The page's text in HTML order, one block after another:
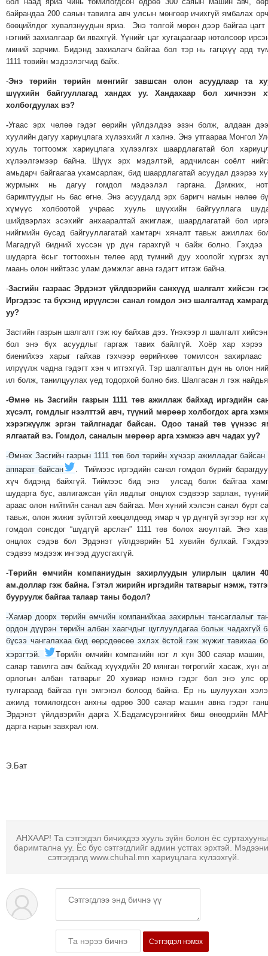
байрандаа 200 саяын тавилга авч улсын мөнгөөр ичихгүй ямбалах
бөөцийлдөг хувалзнуудын яриа. Энэ толгой мөрөн дээр байгаа цагт
нэгний захиалгаар би явахгүй. Үүнийг цаг хугацаагаар нотолсоор
миний зарчим. Бидэнд захиалагч байгаа бол тэр нь гагцхүү ард
1111 төвийн мэдээлэгчид байх.
-Энэ төрийн төрийн мөнгийг завшсан олон асуудлаар та
шүүхийн байгууллагад хандах уу. Хандахаар бол хичнээн
холбогдуулах вэ?
-Угаас эрх чөлөө гэдэг өөрийн үйлдэлдээ эзэн болж, алдаан
хуулийн дагуу хариуцлага хүлээхийг л хэлнэ. Энэ утгаараа Монгол
хууль тогтоомж хариуцлага хүлээлгэх шаардлагатай бол
хүлээлгэмээр байна. Шүүх эрх мэдэлтэй, ардчилсан соёлт
амьдарч байгаагаа ухамсарлаж, бид шаардлагатай асуудал дээрээ
журмынх нь дагуу гомдол мэдээлэл гаргана. Дэмжих,
баримтуудыг нь бас өгнө. Энэ асуудалд эрх баригч намын нөлөө
хүмүүс холбоотой учраас хууль шүүхийн байгууллага
шийдвэрлэх эсэхийг анхааралтай ажиглаж, шаардлагатай бол
нийгмийн бусад байгууллагатай хамтарч хяналт тавьж ажиллах
Магадгүй бидний хүссэн үр дүн гарахгүй ч байж болно. Гэхдээ
шударга ёсыг тогтоохын төлөө ард түмний дуу хоолойг хүргэх
маань олон нийтээс улам дэмжлэг авна гэдэгт итгэж байна.
-Засгийн газраас Эрдэнэт үйлдвэрийн санхүүд шалгалт хийсэн
Иргэдээс та бүхэнд ирүүлсэн санал гомдол энэ шалгалтад
уу?
Засгийн газрын шалгалт гэж юу байхав дээ. Үнэхээр л шалгалт
бол энэ бүх асуудлыг гаргаж тавих байлгүй. Хоёр хар хэрээ
биенийхээ харыг гайхав гэхчээр өөрийнхөө томилсон захирлаас
илрүүлж чадна гэдэгт хэн ч итгэхгүй. Тэр шалгалтын дүн нь олон
ил болж, танилцуулах үед тодорхой болно биз. Шалгасан л гэж
-Өмнө нь Засгийн газрын 1111 төв ажиллаж байхад иргэдийн
хүсэлт, гомдлыг нээлттэй авч, түүний мөрөөр холбогдох арга
хэрэгжүүлж эргэн тайлгнадаг байсан. Одоо танай төв үүнээс
ялгаатай вэ. Гомдол, саналын мөрөөр арга хэмжээ авч чадах уу?
-Өмнөх Засгийн газрын 1111 төв бол төрийн хүчээр ажилладаг байсан
аппарат байсан
. Тиймээс иргэдийн санал гомдол бүрийг
хүч бидэнд байхгүй. Тиймээс бид энэ улсад болж байгаа
шударга бус, авлигажсан үйл явдлыг онцлох сэдвээр зарлаж,
араас олон нийтийн санал авч байгаа. Мөн хүний хэлсэн санал бүрт
тавьж, олон жижиг зүйлтэй хөөцөлдөөд ямар ч үр дүнгүй зүгээр нэг
гомдол сонсдог “шүдгүй арслан” 1111 төв болох аюултай. Энэ
онцлох сэдэв бол Эрдэнэт үйлдэврийн 51 хувийн булхай.
сэдвээ мэдээж ингээд дуусгахгүй.
-Төрийн өмчийн компаниудын захирлуудын улирлын цалин
ам.доллар гэж байна. Гэтэл жирийн иргэдийн татварыг нэмж,
бууруулж байгаа талаар таны бодол?
-Хамар доорх төрийн өмчийн компанийхаа захирлын тансаглалыг
ордон дүүрэн төрийн албан хаагчдыг цуглуулдагаа больж чадахгүй
бүсээ чангалахаа бид өөрсдөөсөө эхлэх ёстой гэж жүжиг тавихаа
хэрэгтэй.
Төрийн өмчийн компанийн нэг л хүн 300 саяар машин,
саяар тавилга авч байхад хүүхдийн 20 мянган төгрөгийг хасаж, хүн
орлогын албан татварыг 20 хувиар нэмнэ гэдэг бол энэ улс
тулгараад байгаа гүн эмгэнэл болоод байна. Ер нь шулуухан
ажилд томилогдсон анхны өдрөө 300 саяар машин авна гэдэг
Эрдэнэт үйлдвэрийн дарга Х.Бадамсүрэнгийнх биш өнөөдрийн
дарга нарын завхрал юм.
Э.Бат
АНХААР! Та сэтгэгдэл бичихдээ хууль зүйн болон ёс
баримтална уу. Ёс бус сэтгэгдлийг админ устгах эрхтэй.
сэтгэгдэлд www.chuhal.mn хариуцлага хүлээхгүй.
Сэтгэгдэл нэмэх